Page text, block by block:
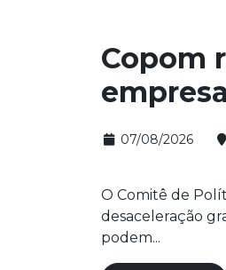
Copom
07/08/2026
O Comitê de
desaceleração
podem...